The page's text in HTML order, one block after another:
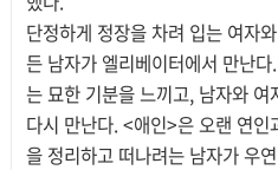
단정하게 정장을 차려 입는 여자
든 남자가 엘리베이터에서 만난
는 묘한 기분을 느끼고, 남자와
다시 만난다. <애인>은 오랜 연
을 정리하고 떠나려는 남자가 우